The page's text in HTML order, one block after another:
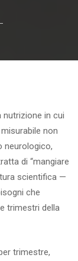
nutrizione in cui
non
neurologico,
di “mangiare
scientifica —
che
trimestri della
trimestre,